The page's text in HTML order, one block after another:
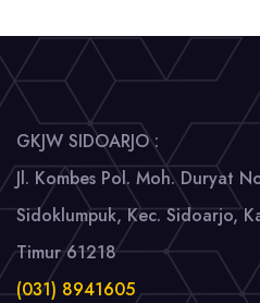
GKJW SIDOARJO :
Jl. Kombes Pol. Moh. Duryat
Sidoklumpuk, Kec. Sidoarjo,
Timur 61218
(031) 8941605